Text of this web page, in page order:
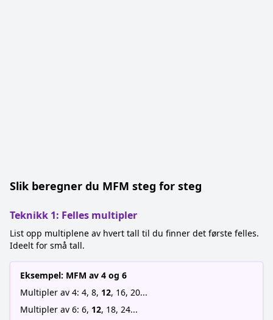
Slik beregner du MFM steg for steg
Teknikk 1: Felles multipler
List opp multiplene av hvert tall til du finner det første felles.
Ideelt for små tall.
Eksempel: MFM av 4 og 6
Multipler av 4: 4, 8, 12, 16, 20...
Multipler av 6: 6, 12, 18, 24...